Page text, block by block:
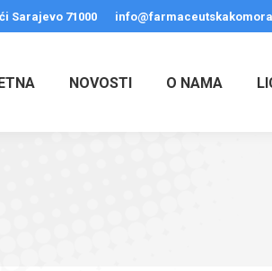
Sarajevo 71000
NOVOSTI O NAMA